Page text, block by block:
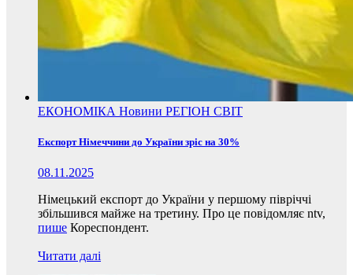
ЕКОНОМІКА Новини РЕГІОН СВІТ
Експорт Німеччини до України зріс на 30%
08.11.2025
Німецький експорт до України у першому півріччі
збільшився майже на третину. Про це повідомляє ntv,
пише Кореспондент.
Читати далі